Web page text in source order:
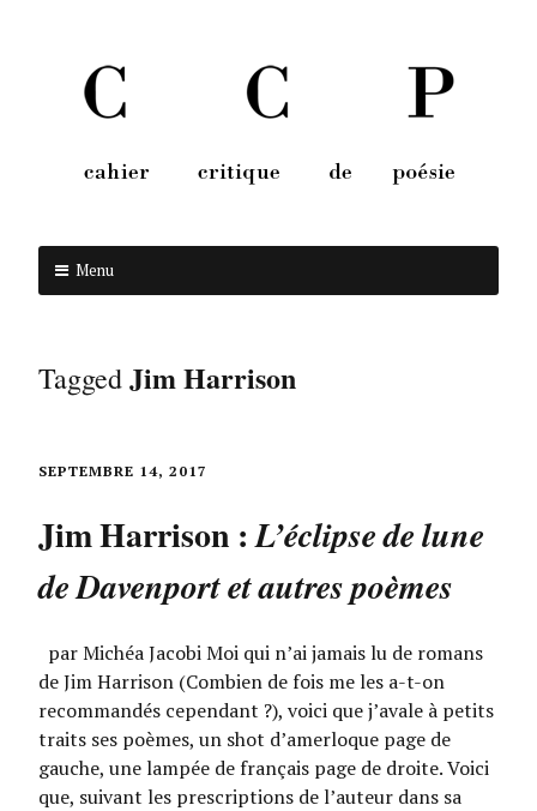
Menu
TaggedJim Harrison
SEPTEMBRE 14, 2017
Jim Harrison :L’éclipse de lune
de Davenport et autres poèmes
par Michéa Jacobi Moi qui n’ai jamais lu de romans
de Jim Harrison (Combien de fois me les a-t-on
recommandés cependant ?), voici que j’avale à petits
traits ses poèmes, un shot d’amerloque page de
gauche, une lampée de français page de droite. Voici
que, suivant les prescriptions de l’auteur dans sa